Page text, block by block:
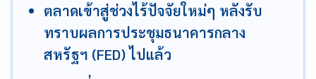
ตลาดเข้าสู่ช่วงไร้ปัจจัยใหม่ๆ หลังรับ
ทราบผลการประชุมธนาคารกลาง
สหรัฐฯ (FED) ไปแล้ว